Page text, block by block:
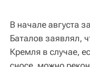
В начале августа
Баталов заявлял,
Кремля в случае,